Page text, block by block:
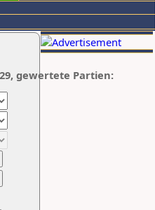
gewertete Partien: